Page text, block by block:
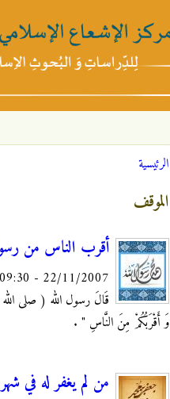
أنت هنا
الرئيسية
الموقف
أقرب الناس من
22/11/2007 - 09:30
قَالَ رسول الله ( صلى
وَ أَقْرَبُكُمْ مِنَ النَّاسِ " .
من لم يغفر له في